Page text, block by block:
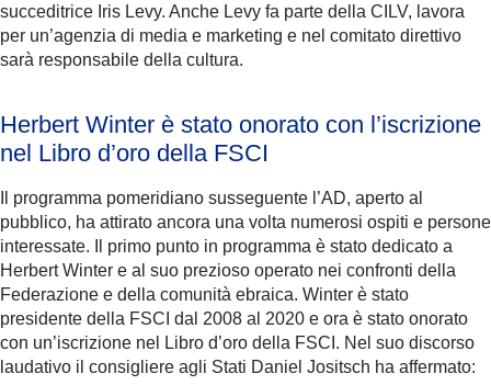
succeditrice Iris Levy. Anche Levy fa parte della CILV, lavora
per un’agenzia di media e marketing e nel comitato direttivo
sarà responsabile della cultura.
Herbert Winter è stato onorato con l’iscrizione
nel Libro d’oro della FSCI
Il programma pomeridiano susseguente l’AD, aperto al
pubblico, ha attirato ancora una volta numerosi ospiti e persone
interessate. Il primo punto in programma è stato dedicato a
Herbert Winter e al suo prezioso operato nei confronti della
Federazione e della comunità ebraica. Winter è stato
presidente della FSCI dal 2008 al 2020 e ora è stato onorato
con un’iscrizione nel Libro d’oro della FSCI. Nel suo discorso
laudativo il consigliere agli Stati Daniel Jositsch ha affermato: